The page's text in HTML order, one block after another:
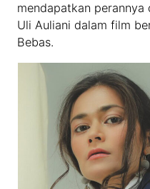
mendapatkan
Uli Auliani dalam film
Bebas.